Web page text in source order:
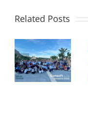
Related Posts